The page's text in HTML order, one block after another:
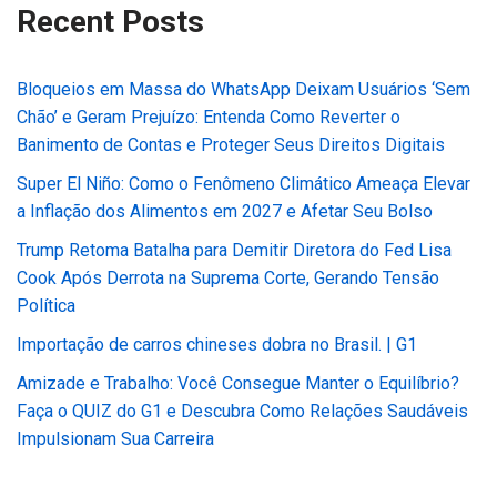
Recent Posts
Bloqueios em Massa do WhatsApp Deixam Usuários ‘Sem
Chão’ e Geram Prejuízo: Entenda Como Reverter o
Banimento de Contas e Proteger Seus Direitos Digitais
Super El Niño: Como o Fenômeno Climático Ameaça Elevar
a Inflação dos Alimentos em 2027 e Afetar Seu Bolso
Trump Retoma Batalha para Demitir Diretora do Fed Lisa
Cook Após Derrota na Suprema Corte, Gerando Tensão
Política
Importação de carros chineses dobra no Brasil. | G1
Amizade e Trabalho: Você Consegue Manter o Equilíbrio?
Faça o QUIZ do G1 e Descubra Como Relações Saudáveis
Impulsionam Sua Carreira